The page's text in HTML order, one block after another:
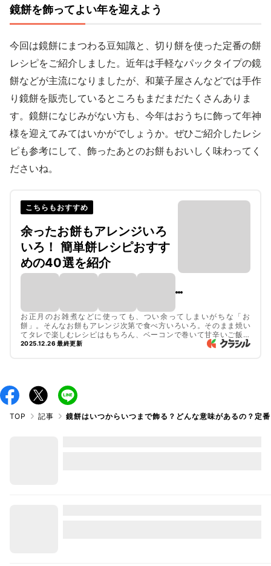
鏡餅を飾ってよい年を迎えよう
今回は鏡餅にまつわる豆知識と、切り餅を使った定番の餅
レシピをご紹介しました。近年は手軽なパックタイプの鏡
餅などが主流になりましたが、和菓子屋さんなどでは手作
り鏡餅を販売しているところもまだまだたくさんありま
す。鏡餅になじみがない方も、今年はおうちに飾って年神
様を迎えてみてはいかがでしょうか。ぜひご紹介したレシ
ピも参考にして、飾ったあとのお餅もおいしく味わってく
ださいね。
こちらもおすすめ
余ったお餅もアレンジいろ
いろ！ 簡単餅レシピおすす
めの40選を紹介
お正月のお雑煮などに使っても、つい余ってしまいがちな「お
餅」。そんなお餅もアレンジ次第で食べ方いろいろ。そのまま焼い
てタレで楽しむレシピはもちろん、ベーコンで巻いて甘辛いご飯の
おかずにしたり、子供も喜ぶピザにしたり。なんと大福やチョコ餅
2025.12.26 最終更新
TOP 記事 鏡餅はいつからいつまで飾る？どんな意味があるの？定